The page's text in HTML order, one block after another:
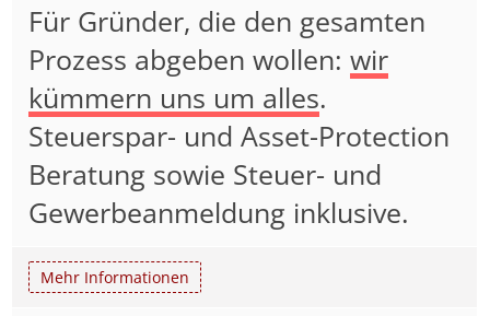
Für Gründer, die den gesamten
Prozess abgeben wollen:wir
kümmern uns um alles.
Steuerspar- und Asset-Protection
Beratung sowie Steuer- und
Gewerbeanmeldung inklusive.
Mehr Informationen